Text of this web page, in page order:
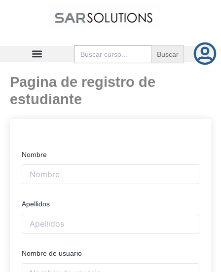
Buscar:
Pagina de registro de
estudiante
Nombre
Apellidos
Nombre de usuario